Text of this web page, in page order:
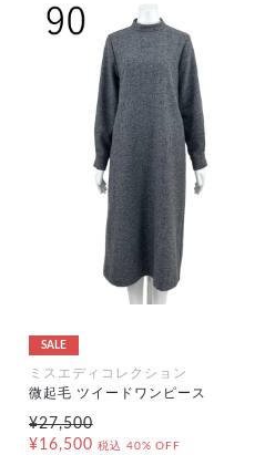
SALE
ミスエディコレクション
微起毛 ツイードワンピース
¥27,500
¥16,500 税込 40% OFF